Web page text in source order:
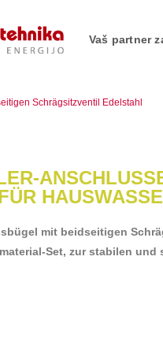
Vaš partner
Schrägsitzventil Edelstahl
mit beidseitigen
Set, zur stabilen